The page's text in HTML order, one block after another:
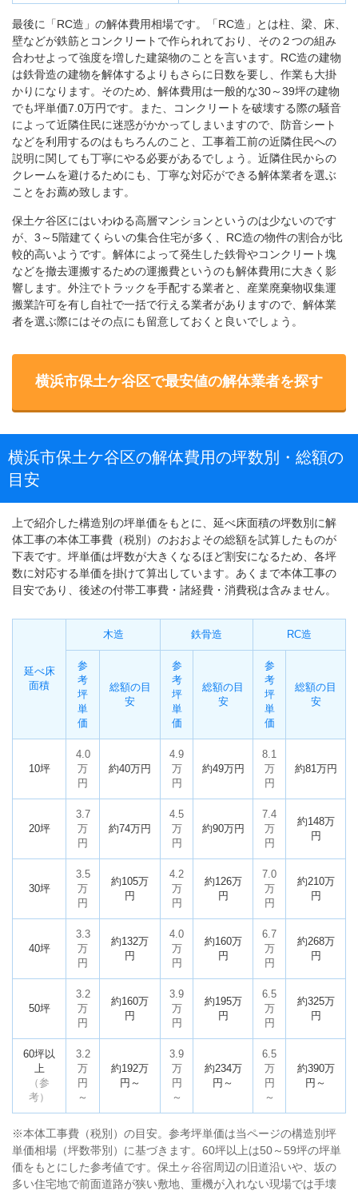
最後に「RC造」の解体費用相場です。「RC造」とは柱、梁、床、
壁などが鉄筋とコンクリートで作られれており、その２つの組み
合わせよって強度を増した建築物のことを言います。RC造の建物
は鉄骨造の建物を解体するよりもさらに日数を要し、作業も大掛
かりになります。そのため、解体費用は一般的な30～39坪の建物
でも坪単価7.0万円です。また、コンクリートを破壊する際の騒音
によって近隣住民に迷惑がかかってしまいますので、防音シート
などを利用するのはもちろんのこと、工事着工前の近隣住民への
説明に関しても丁寧にやる必要があるでしょう。近隣住民からの
クレームを避けるためにも、丁寧な対応ができる解体業者を選ぶ
ことをお薦め致します。
保土ケ谷区にはいわゆる高層マンションというのは少ないのです
が、3～5階建てくらいの集合住宅が多く、RC造の物件の割合が比
較的高いようです。解体によって発生した鉄骨やコンクリート塊
などを撤去運搬するための運搬費というのも解体費用に大きく影
響します。外注でトラックを手配する業者と、産業廃棄物収集運
搬業許可を有し自社で一括で行える業者がありますので、解体業
者を選ぶ際にはその点にも留意しておくと良いでしょう。
横浜市保土ケ谷区で最安値の解体業者を探す
横浜市保土ケ谷区の解体費用の坪数別・総額の
目安
上で紹介した構造別の坪単価をもとに、延べ床面積の坪数別に解
体工事の本体工事費（税別）のおおよその総額を試算したものが
下表です。坪単価は坪数が大きくなるほど割安になるため、各坪
数に対応する単価を掛けて算出しています。あくまで本体工事の
目安であり、後述の付帯工事費・諸経費・消費税は含みません。
延べ床
面積
木造 鉄骨造 RC造
参
考
坪
単
価
総額の目
安
参
考
坪
単
価
総額の目
安
参
考
坪
単
価
総額の目
安
10坪
4.0
万
円
約40万円
4.9
万
円
約49万円
8.1
万
円
約81万円
20坪
3.7
万
円
約74万円
4.5
万
円
約90万円
7.4
万
円
約148万
円
30坪
3.5
万
円
約105万
円
4.2
万
円
約126万
円
7.0
万
円
約210万
円
40坪
3.3
万
円
約132万
円
4.0
万
円
約160万
円
6.7
万
円
約268万
円
50坪
3.2
万
円
約160万
円
3.9
万
円
約195万
円
6.5
万
円
約325万
円
60坪以
上
（参
考）
3.2
万
円
～
約192万
円～
3.9
万
円
～
約234万
円～
6.5
万
円
～
約390万
円～
※本体工事費（税別）の目安。参考坪単価は当ページの構造別坪
単価相場（坪数帯別）に基づきます。60坪以上は50～59坪の坪単
価をもとにした参考値です。保土ヶ谷宿周辺の旧道沿いや、坂の
多い住宅地で前面道路が狭い敷地、重機が入れない現場では手壊